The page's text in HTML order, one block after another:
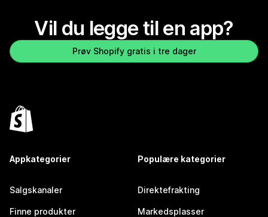
Vil du legge til en app?
Prøv Shopify gratis i tre dager
Appkategorier
Salgskanaler
Finne produkter
Populære kategorier
Direktefrakting
Markedsplasser